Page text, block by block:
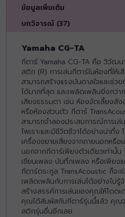
ข้อมูลเพิ่มเติม
บทวิจารณ์ (37)
Yamaha CG-TA
กีตาร์ Yamaha CG-TA คือ วิวัฒน
สติก (R) การเล่นกีตาร์ในห้องที่ให้เ
สามารถสร้างแรงบันดาลใจและช่ว
ได้มากที่สุด และเพลิดเพลินยิ่งกว่าก
เสียงธรรมดา เช่น ห้องจัดเลี้ยงสั
หรือห้องส่วนตัว กีตาร์
สามารถจำลองประสบการณ์การเล่
ไพเราะและมีชีวิตชีวาได้อย่างน่าทึ่ง
เครื่องขยายเสียงจากภายนอกหรือ
นอกจากกีตาร์เพียงตัวเดียวเท่านั้
เขียนเพลง บันทึกเพลง หรือเพียงแ
กีตาร์ตระกูล TransAcoustic ก็จะ
เพลิดเพลินกับการเล่นได้อย่างไม่รู้
สร้างสรรค์การเล่นของคุณให้โดด
คุณได้สัมผัสกับกีตาร์รุ่นนี้แล้ว คุณจ
สติกรุ่นอื่นอีกเลย